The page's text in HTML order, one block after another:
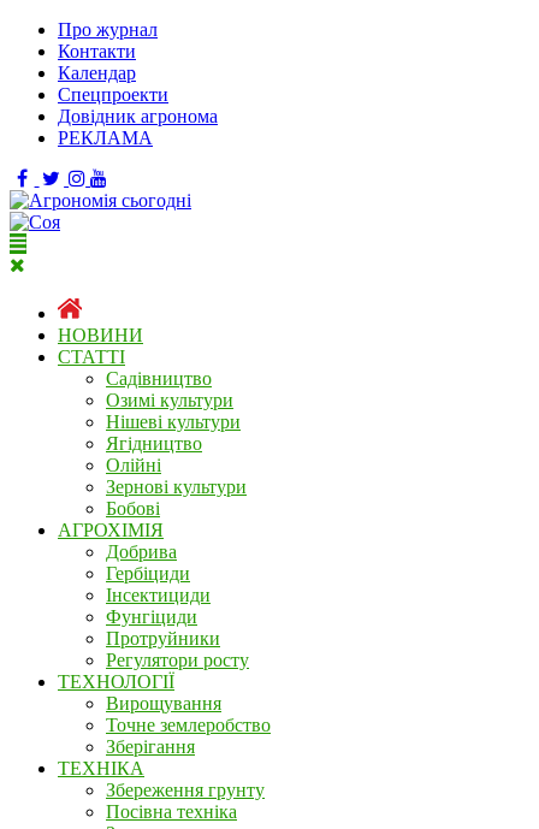
Про журнал
Контакти
Календар
Спецпроекти
Довідник агронома
РЕКЛАМА
НОВИНИ
СТАТТІ
Садівництво
Озимі культури
Нішеві культури
Ягідництво
Олійні
Зернові культури
Бобові
АГРОХІМІЯ
Добрива
Гербіциди
Інсектициди
Фунгіциди
Протруйники
Регулятори росту
ТЕХНОЛОГІЇ
Вирощування
Точне землеробство
Зберігання
ТЕХНІКА
Збереження грунту
Посівна техніка